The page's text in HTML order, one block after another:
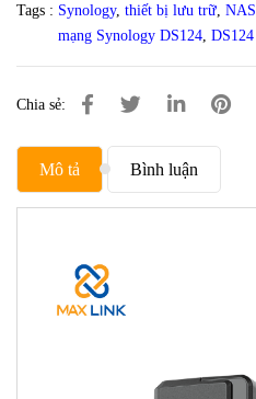
Tags : Synology, thiết bị lưu trữ, NAS
mạng Synology DS124, DS124
Chia sẻ:
Mô tả Bình luận